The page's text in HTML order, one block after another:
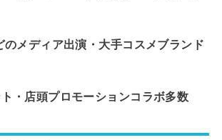
のメディア出演・大手コスメブランド
・店頭プロモーションコラボ多数